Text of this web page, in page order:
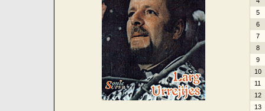
5
6
7
8
9
10
11
12
13